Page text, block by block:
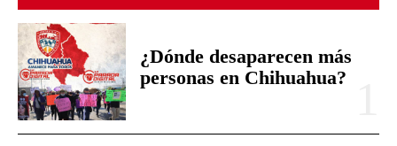
¿Dónde desaparecen más
personas en Chihuahua?